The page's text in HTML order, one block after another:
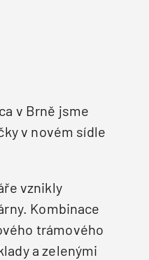
v Brně jsme
v novém sídle
vznikly
Kombinace
trámového
a zelenými